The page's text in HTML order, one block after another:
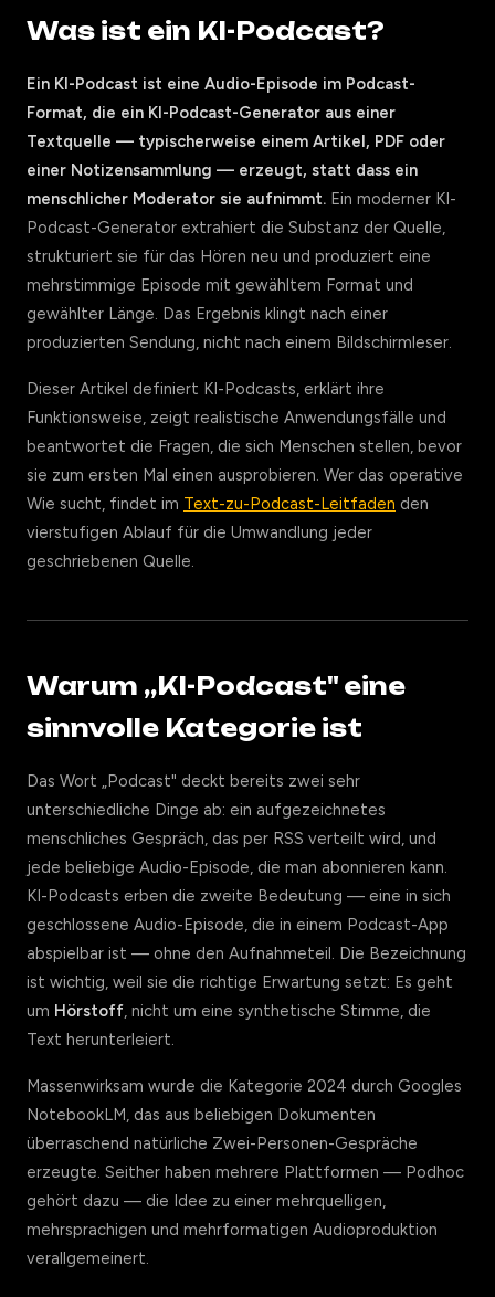
Was ist ein KI-Podcast?
Ein KI-Podcast ist eine Audio-Episode im Podcast-
Format, die ein KI-Podcast-Generator aus einer
Textquelle — typischerweise einem Artikel, PDF oder
einer Notizensammlung — erzeugt, statt dass ein
menschlicher Moderator sie aufnimmt. Ein moderner KI-
Podcast-Generator extrahiert die Substanz der Quelle,
strukturiert sie für das Hören neu und produziert eine
mehrstimmige Episode mit gewähltem Format und
gewählter Länge. Das Ergebnis klingt nach einer
produzierten Sendung, nicht nach einem Bildschirmleser.
Dieser Artikel definiert KI-Podcasts, erklärt ihre
Funktionsweise, zeigt realistische Anwendungsfälle und
beantwortet die Fragen, die sich Menschen stellen, bevor
sie zum ersten Mal einen ausprobieren. Wer das operative
Wie sucht, findet im Text-zu-Podcast-Leitfaden den
vierstufigen Ablauf für die Umwandlung jeder
geschriebenen Quelle.
Warum „KI-Podcast" eine
sinnvolle Kategorie ist
Das Wort „Podcast" deckt bereits zwei sehr
unterschiedliche Dinge ab: ein aufgezeichnetes
menschliches Gespräch, das per RSS verteilt wird, und
jede beliebige Audio-Episode, die man abonnieren kann.
KI-Podcasts erben die zweite Bedeutung — eine in sich
geschlossene Audio-Episode, die in einem Podcast-App
abspielbar ist — ohne den Aufnahmeteil. Die Bezeichnung
ist wichtig, weil sie die richtige Erwartung setzt: Es geht
um Hörstoff, nicht um eine synthetische Stimme, die
Text herunterleiert.
Massenwirksam wurde die Kategorie 2024 durch Googles
NotebookLM, das aus beliebigen Dokumenten
überraschend natürliche Zwei-Personen-Gespräche
erzeugte. Seither haben mehrere Plattformen — Podhoc
gehört dazu — die Idee zu einer mehrquelligen,
mehrsprachigen und mehrformatigen Audioproduktion
verallgemeinert.